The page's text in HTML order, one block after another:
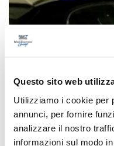
Questo sito web
Utilizziamo i cookie per
annunci, per fornire
analizzare il nostro
informazioni sul modo